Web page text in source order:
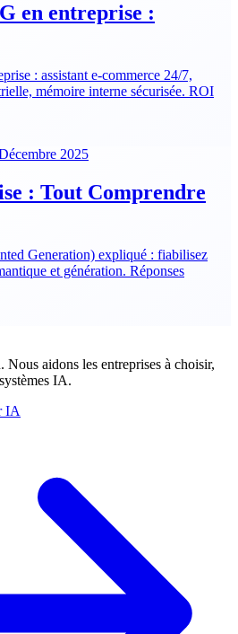
en entreprise :
: assistant e-commerce 24/7,
mémoire interne sécurisée. ROI
2025
: Tout Comprendre
Generation) expliqué : fiabilisez
et génération. Réponses
aidons les entreprises à choisir,
IA.
IA